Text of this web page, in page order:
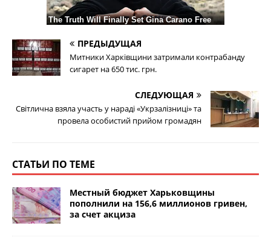
ПРЕДЫДУЩАЯ
Митники Харківщини затримали контрабанду
сигарет на 650 тис. грн.
СЛЕДУЮЩАЯ
Світлична взяла участь у нараді «Укрзалізниці» та
провела особистий прийом громадян
СТАТЬИ ПО ТЕМЕ
Местный бюджет Харьковщины
пополнили на 156,6 миллионов гривен,
за счет акциза